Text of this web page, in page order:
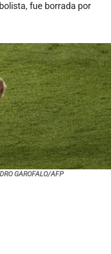
fue borrada por
GAROFALO/AFP